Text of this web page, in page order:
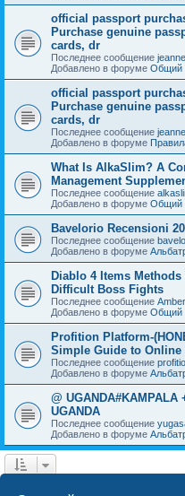
official passport
Purchase genuine
cards, dr
Последнее сообщение
Добавлено в форуме Общий
official passport
Purchase genuine
cards, dr
Последнее сообщение
Добавлено в форуме
What Is AlkaSlim? A
Management
Последнее сообщение
Добавлено в форуме Общий
Bavelorio Recensioni
Последнее сообщение
Добавлено в форуме
Diablo 4 Items
Difficult Boss Fights
Последнее сообщение
Добавлено в форуме Общий
Profition Platform-
Simple Guide to Online
Последнее сообщение
Добавлено в форуме
@ UGANDA#KAMPALA
UGANDA
Последнее сообщение
Добавлено в форуме